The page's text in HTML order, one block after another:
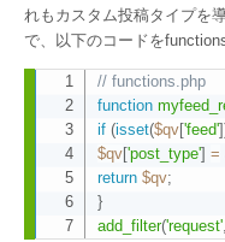
れもカスタム投稿タイプを
で、以下のコードを
// functions.php
function
if (isset($qv['feed']
$qv['post_type'] =
return $qv;
}
add_filter('request'